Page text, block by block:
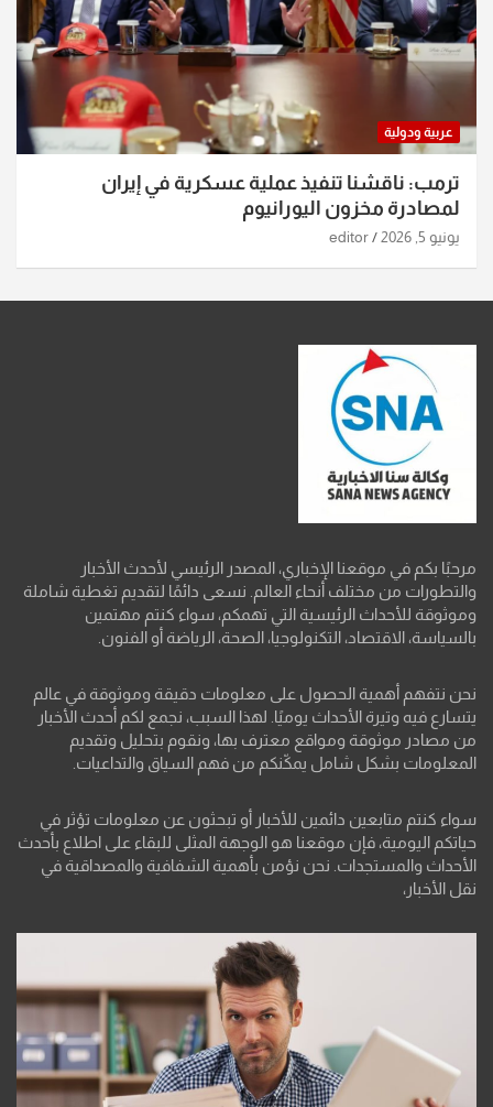
عربية ودولية
ترمب: ناقشنا تنفيذ عملية عسكرية في إيران
لمصادرة مخزون اليورانيوم
يونيو 5, 2026 editor
مرحبًا بكم في موقعنا الإخباري، المصدر الرئيسي لأحدث الأخبار
والتطورات من مختلف أنحاء العالم. نسعى دائمًا لتقديم تغطية شاملة
وموثوقة للأحداث الرئيسية التي تهمكم، سواء كنتم مهتمين
بالسياسة، الاقتصاد، التكنولوجيا، الصحة، الرياضة أو الفنون.
نحن نتفهم أهمية الحصول على معلومات دقيقة وموثوقة في عالم
يتسارع فيه وتيرة الأحداث يوميًا. لهذا السبب، نجمع لكم أحدث الأخبار
من مصادر موثوقة ومواقع معترف بها، ونقوم بتحليل وتقديم
المعلومات بشكل شامل يمكّنكم من فهم السياق والتداعيات.
سواء كنتم متابعين دائمين للأخبار أو تبحثون عن معلومات تؤثر في
حياتكم اليومية، فإن موقعنا هو الوجهة المثلى للبقاء على اطلاع بأحدث
الأحداث والمستجدات. نحن نؤمن بأهمية الشفافية والمصداقية في
نقل الأخبار،